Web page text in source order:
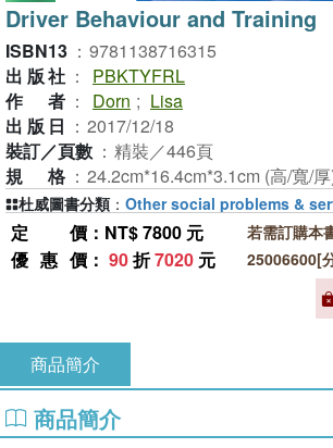
Driver Behaviour and Training
ISBN13 ： 9781138716315
出版社 ：
PBKTYFRL
作者 ： Dorn ; Lisa
出版日 ： 2017/12/18
裝訂／頁數 ： 精裝／446頁
規格 ： 24.2cm*16.4cm*3.1cm (高/寬/
定價 ：NT$ 7800 元
優惠價 ： 90折7020 元
若需訂購本
25006600[
杜威圖書分類 ： Other social problems &
商品簡介
商品簡介